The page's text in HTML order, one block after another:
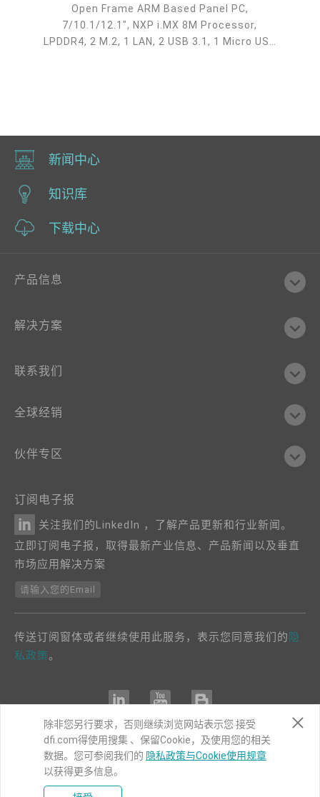
Open Frame ARM Based Panel PC,
7/10.1/12.1", NXP i.MX 8M Processor,
LPDDR4, 2 M.2, 1 LAN, 2 USB 3.1, 1 Micro USB
新闻中心
知识库
下载中心
产品信息
解决方案
联系我们
全球经销
伙伴专区
订阅电子报
关注我们的LinkedIn ，了解产品更新和行业新闻。
立即订阅电子报，取得最新产业信息、产品新闻以及垂直
市场应用解决方案
请输入您的Email
传送订阅窗体或者继续使用此服务，表示您同意我们的 隐
私政策。
COPYRIGHT©DFI2024. ALL RIGHTS RESERVED.
|隐私权政策
除非您另行要求，否则继续浏览网站表示您 接受
dfi.com得使用搜集 、保留Cookie，及使用您的相关
数据。您可参阅我们的 隐私政策与Cookie使用规章
以获得更多信息。